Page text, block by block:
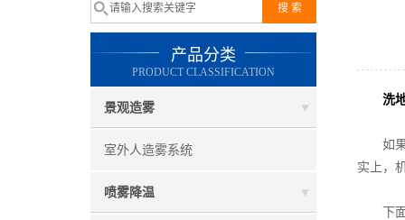
产品分类
PRODUCT CLASSIFICATION
景观造雾
室外人造雾系统
喷雾降温
洗
如果
实上，
下面